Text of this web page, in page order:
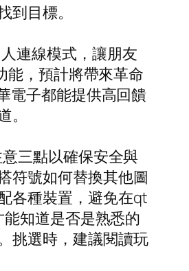
目標。
連線模式，讓朋友
能，預計將帶來革命
電子都能提供高回饋
三點以確保安全與
符號如何替換其他圖
各種裝置，避免在qt
知道是否是熟悉的
挑選時，建議閱讀玩